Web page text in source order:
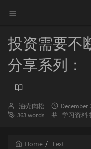
投资需要不
分享系列：
Author：
油売肉松
发
布
December
363 words
Categories
学习资料
Home Text